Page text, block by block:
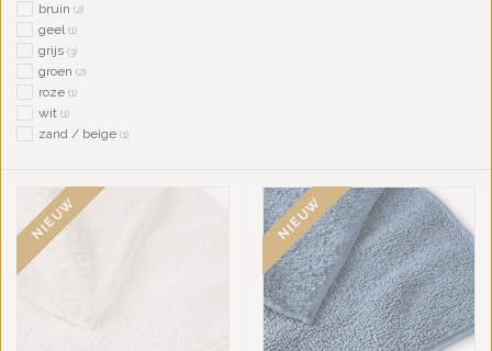
bruin (2)
geel(1)
grijs (3)
groen (2)
roze (1)
wit (1)
zand / beige (1)
NIEUW NIEUW